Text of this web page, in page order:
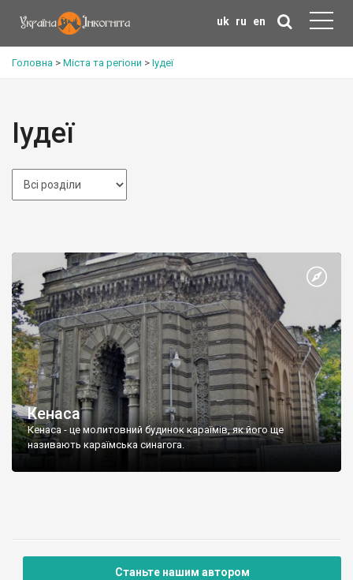
uk ru en
Головна > Міста та регіони > Іудеї
Іудеї
Кенаса
Кенаса - це молитовний будинок караїмів, як його ще
називають караїмська синагога.
Станьте нашим автором